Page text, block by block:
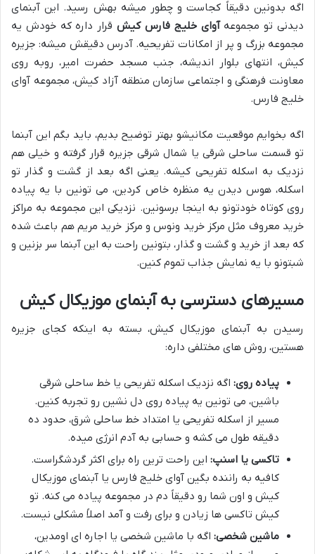
اگه بدونین دقیقاً کجاست و چطور میشه بهش رسید. این آبنمای
دیدنی تو مجموعهآوای خلیج فارس کیشقرار داره که خودش یه
مجموعه بزرگ و پر از امکانات تفریحیه. آدرس دقیقش میشه: جزیره
کیش، انتهای بلوار اندیشه، جنب مسجد حضرت امیر، روبه روی
معاونت فرهنگی و اجتماعی سازمان منطقه آزاد کیش، مجموعه آوای
خلیج فارس.
اگه بخوایم موقعیت مکانیشو بهتر توضیح بدیم، باید بگم این آبنما
تو قسمت ساحلی شرقی یا شمال شرقی جزیره قرار گرفته و خیلی هم
نزدیک به اسکله تفریحی کیشه. یعنی اگه بعد از گشت و گذار تو
اسکله، هوس دیدن یه منظره خاص کردین، می تونین با یه پیاده
روی کوتاه خودتونو به اینجا برسونین. نزدیکی این مجموعه به مراکز
خرید معروف مثل مرکز خرید ونوس و مرکز خرید مریم هم باعث شده
که بعد از خرید و گشت و گذار، بتونین راحت به این آبنما سر بزنین و
شبتونو با یه نمایش جذاب تموم کنین.
مسیرهای دسترسی به آبنمای موزیکال کیش
رسیدن به آبنمای موزیکال کیش، بسته به اینکه کجای جزیره
هستین، روش های مختلفی داره:
پیاده روی: اگه نزدیک اسکله تفریحی یا خط ساحلی شرقی
باشین، می تونین یه پیاده روی دل نشین رو تجربه کنین.
مسیر از اسکله تفریحی یا امتداد خط ساحلی شرق، حدود ده
دقیقه طول می کشه و حسابی به آدم انرژی میده.
تاکسی یا اسنپ: این راحت ترین راه برای اکثر گردشگراست.
کافیه به راننده بگین آوای خلیج فارس یا آبنمای موزیکال
کیش و اون شما رو دقیقاً دم در مجموعه پیاده می کنه. تو
کیش تاکسی ها زیادن و برای رفت و آمد اصلاً مشکلی نیست.
ماشین شخصی: اگه با ماشین شخصی یا اجاره ای اومدین،